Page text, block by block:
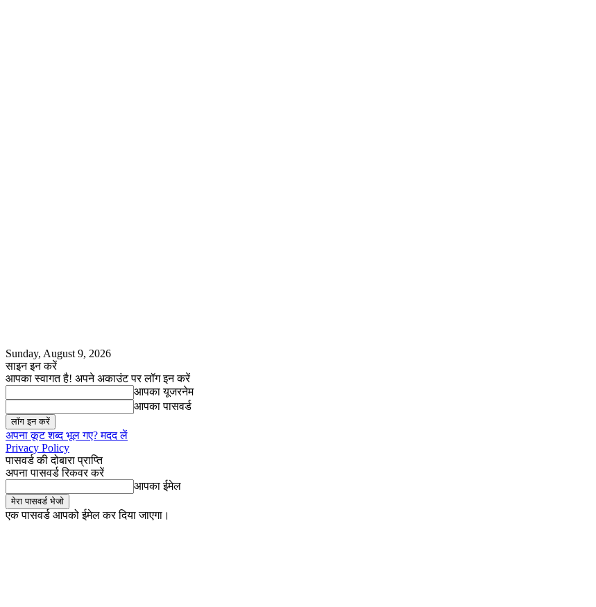
Sunday, August 9, 2026
साइन इन करें
आपका स्वागत है! अपने अकाउंट पर लॉग इन करें
आपका यूजरनेम
आपका पासवर्ड
अपना कूट शब्द भूल गए? मदद लें
Privacy Policy
पासवर्ड की दोबारा प्राप्ति
अपना पासवर्ड रिकवर करें
आपका ईमेल
एक पासवर्ड आपको ईमेल कर दिया जाएगा।